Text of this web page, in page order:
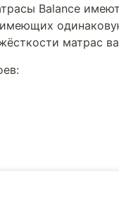
Balance
матрас